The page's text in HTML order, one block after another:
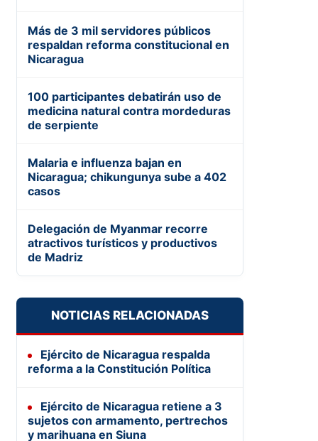
Más de 3 mil servidores públicos
respaldan reforma constitucional en
Nicaragua
100 participantes debatirán uso de
medicina natural contra mordeduras
de serpiente
Malaria e influenza bajan en
Nicaragua; chikungunya sube a 402
casos
Delegación de Myanmar recorre
atractivos turísticos y productivos
de Madriz
NOTICIAS RELACIONADAS
Ejército de Nicaragua respalda
reforma a la Constitución Política
Ejército de Nicaragua retiene a 3
sujetos con armamento, pertrechos
y marihuana en Siuna